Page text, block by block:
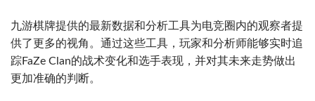
九游棋牌提供的最新数据和分析工具为电竞圈内的观察者提
供了更多的视角。通过这些工具，玩家和分析师能够实时追
踪FaZe Clan的战术变化和选手表现，并对其未来走势做出
更加准确的判断。